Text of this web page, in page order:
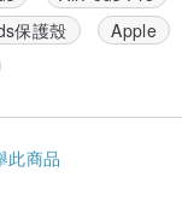
保護殼
Apple
此商品